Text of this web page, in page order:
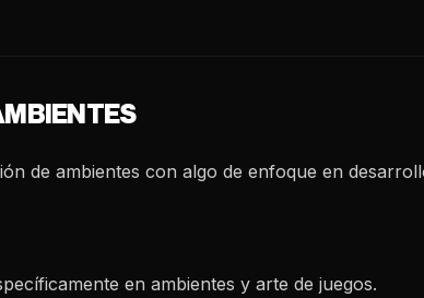
de ambientes con algo de enfoque en
en ambientes y arte de juegos.